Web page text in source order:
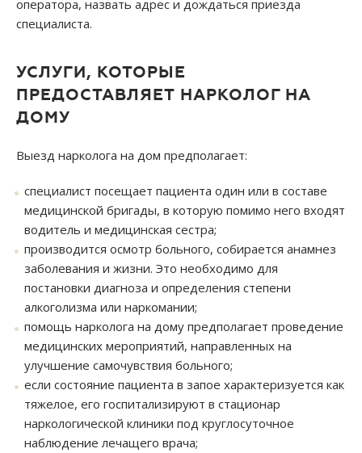
оператора, назвать адрес и дождаться приезда
специалиста.
УСЛУГИ, КОТОРЫЕ
ПРЕДОСТАВЛЯЕТ НАРКОЛОГ НА
ДОМУ
Выезд нарколога на дом предполагает:
специалист посещает пациента один или в составе
медицинской бригады, в которую помимо него входят
водитель и медицинская сестра;
производится осмотр больного, собирается анамнез
заболевания и жизни. Это необходимо для
постановки диагноза и определения степени
алкоголизма или наркомании;
помощь нарколога на дому предполагает проведение
медицинских мероприятий, направленных на
улучшение самочувствия больного;
если состояние пациента в запое характеризуется как
тяжелое, его госпитализируют в стационар
наркологической клиники под круглосуточное
наблюдение лечащего врача;